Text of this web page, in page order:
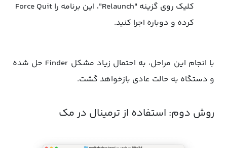
کلیک روی گزینه "Relaunch"، این برنامه را Force Quit
کرده و دوباره اجرا کنید.
با انجام این مراحل، به احتمال زیاد مشکل Finder حل شده
و دستگاه به حالت عادی بازخواهد گشت.
روش دوم: استفاده از ترمینال در مک